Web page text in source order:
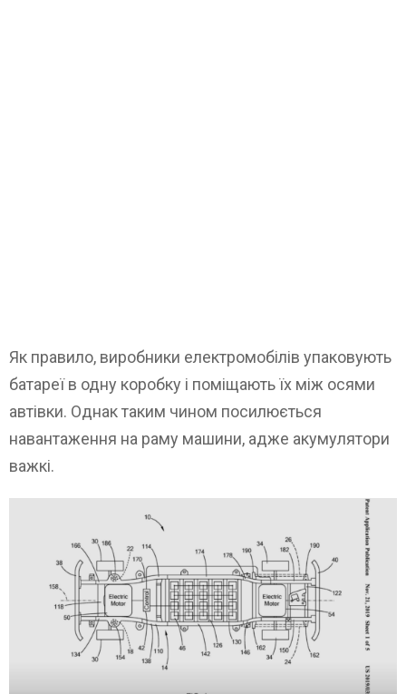
Як правило, виробники електромобілів упаковують
батареї в одну коробку і поміщають їх між осями
автівки. Однак таким чином посилюється
навантаження на раму машини, адже акумулятори
важкі.